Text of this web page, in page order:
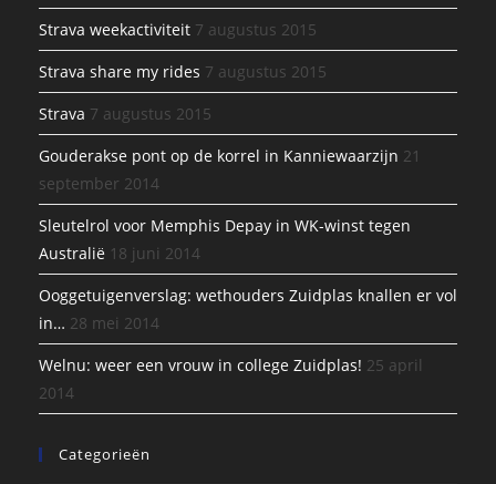
Strava weekactiviteit 7 augustus 2015
Strava share my rides 7 augustus 2015
Strava 7 augustus 2015
Gouderakse pont op de korrel in Kanniewaarzijn 21
september 2014
Sleutelrol voor Memphis Depay in WK-winst tegen
Australië 18 juni 2014
Ooggetuigenverslag: wethouders Zuidplas knallen er vol
in… 28 mei 2014
Welnu: weer een vrouw in college Zuidplas! 25 april
2014
Categorieën